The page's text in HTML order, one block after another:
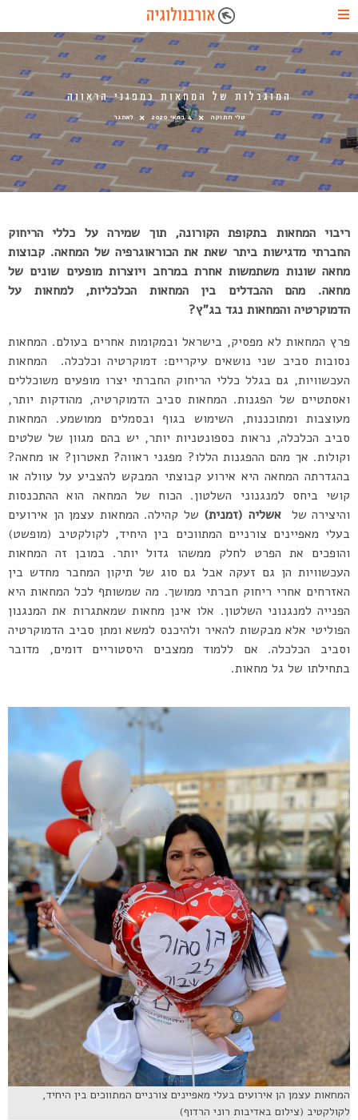
המוגבלות של המחאות כמפגני הראווה
טלי חתוקה 4 במאי 2020 לאתגר
ריבוי המחאות בתקופת הקורונה, תוך שמירה על כללי הריחוק
החברתי מדגישות ביתר שאת את הכוראוגרפיה של המחאה. קבוצות
מחאה שונות משתמשות אחרת במרחב ויוצרות מופעים שונים של
מחאה. מהם ההבדלים בין המחאות הכלכליות, למחאות על
הדמוקרטיה והמחאות נגד בג”ץ?
פרץ המחאות לא מפסיק, בישראל ובמקומות אחרים בעולם. המחאות
נסובות סביב שני נושאים עיקריים: דמוקרטיה וכלכלה. המחאות
העכשוויות, גם בגלל כללי הריחוק החברתי יצרו מופעים משוכללים
ואסתטיים של הפגנות. המחאות סביב הדמוקרטיה, מהודקות יותר,
מעוצבות ומתוכננות, השימוש בגוף ובסמלים ממושמע. המחאות
סביב הכלכלה, נראות כספונטניות יותר, יש בהם מגוון של שלטים
וקולות. אך מהם ההפגנות הללו? מפגני ראווה? תאטרון? או מחאה?
בהגדרתה המחאה היא אירוע קבוצתי המבקש להצביע על עוולה או
קושי ביחס למנגנוני השלטון. הכוח של המחאה הוא ההתכנסות
והיצירה שלאשליה (זמנית) של קהילה. המחאות עצמן הן אירועים
בעלי מאפיינים צורניים המתווכים בין היחיד, לקולקטיב (מופשט)
והופכים את הפרט לחלק ממשהו גדול יותר. במובן זה המחאות
העכשוויות הן גם זעקה אבל גם סוג של תיקון המחבר מחדש בין
האזרחים אחרי ריחוק חברתי ממושך. מה שמשותף לכל המחאות היא
הפנייה למנגנוני השלטון. אלו אינן מחאות שמאתגרות את המנגנון
הפוליטי אלא מבקשות להאיר ולהיכנס למשא ומתן סביב הדמוקרטיה
וסביב הכלכלה. אם ללמוד ממצבים היסטוריים דומים, מדובר
בתחילתו של גל מחאות.
המחאות עצמן הן אירועים בעלי מאפיינים צורניים המתווכים בין היחיד,
לקולקטיב (צילום באדיבות רוני הרדוף)